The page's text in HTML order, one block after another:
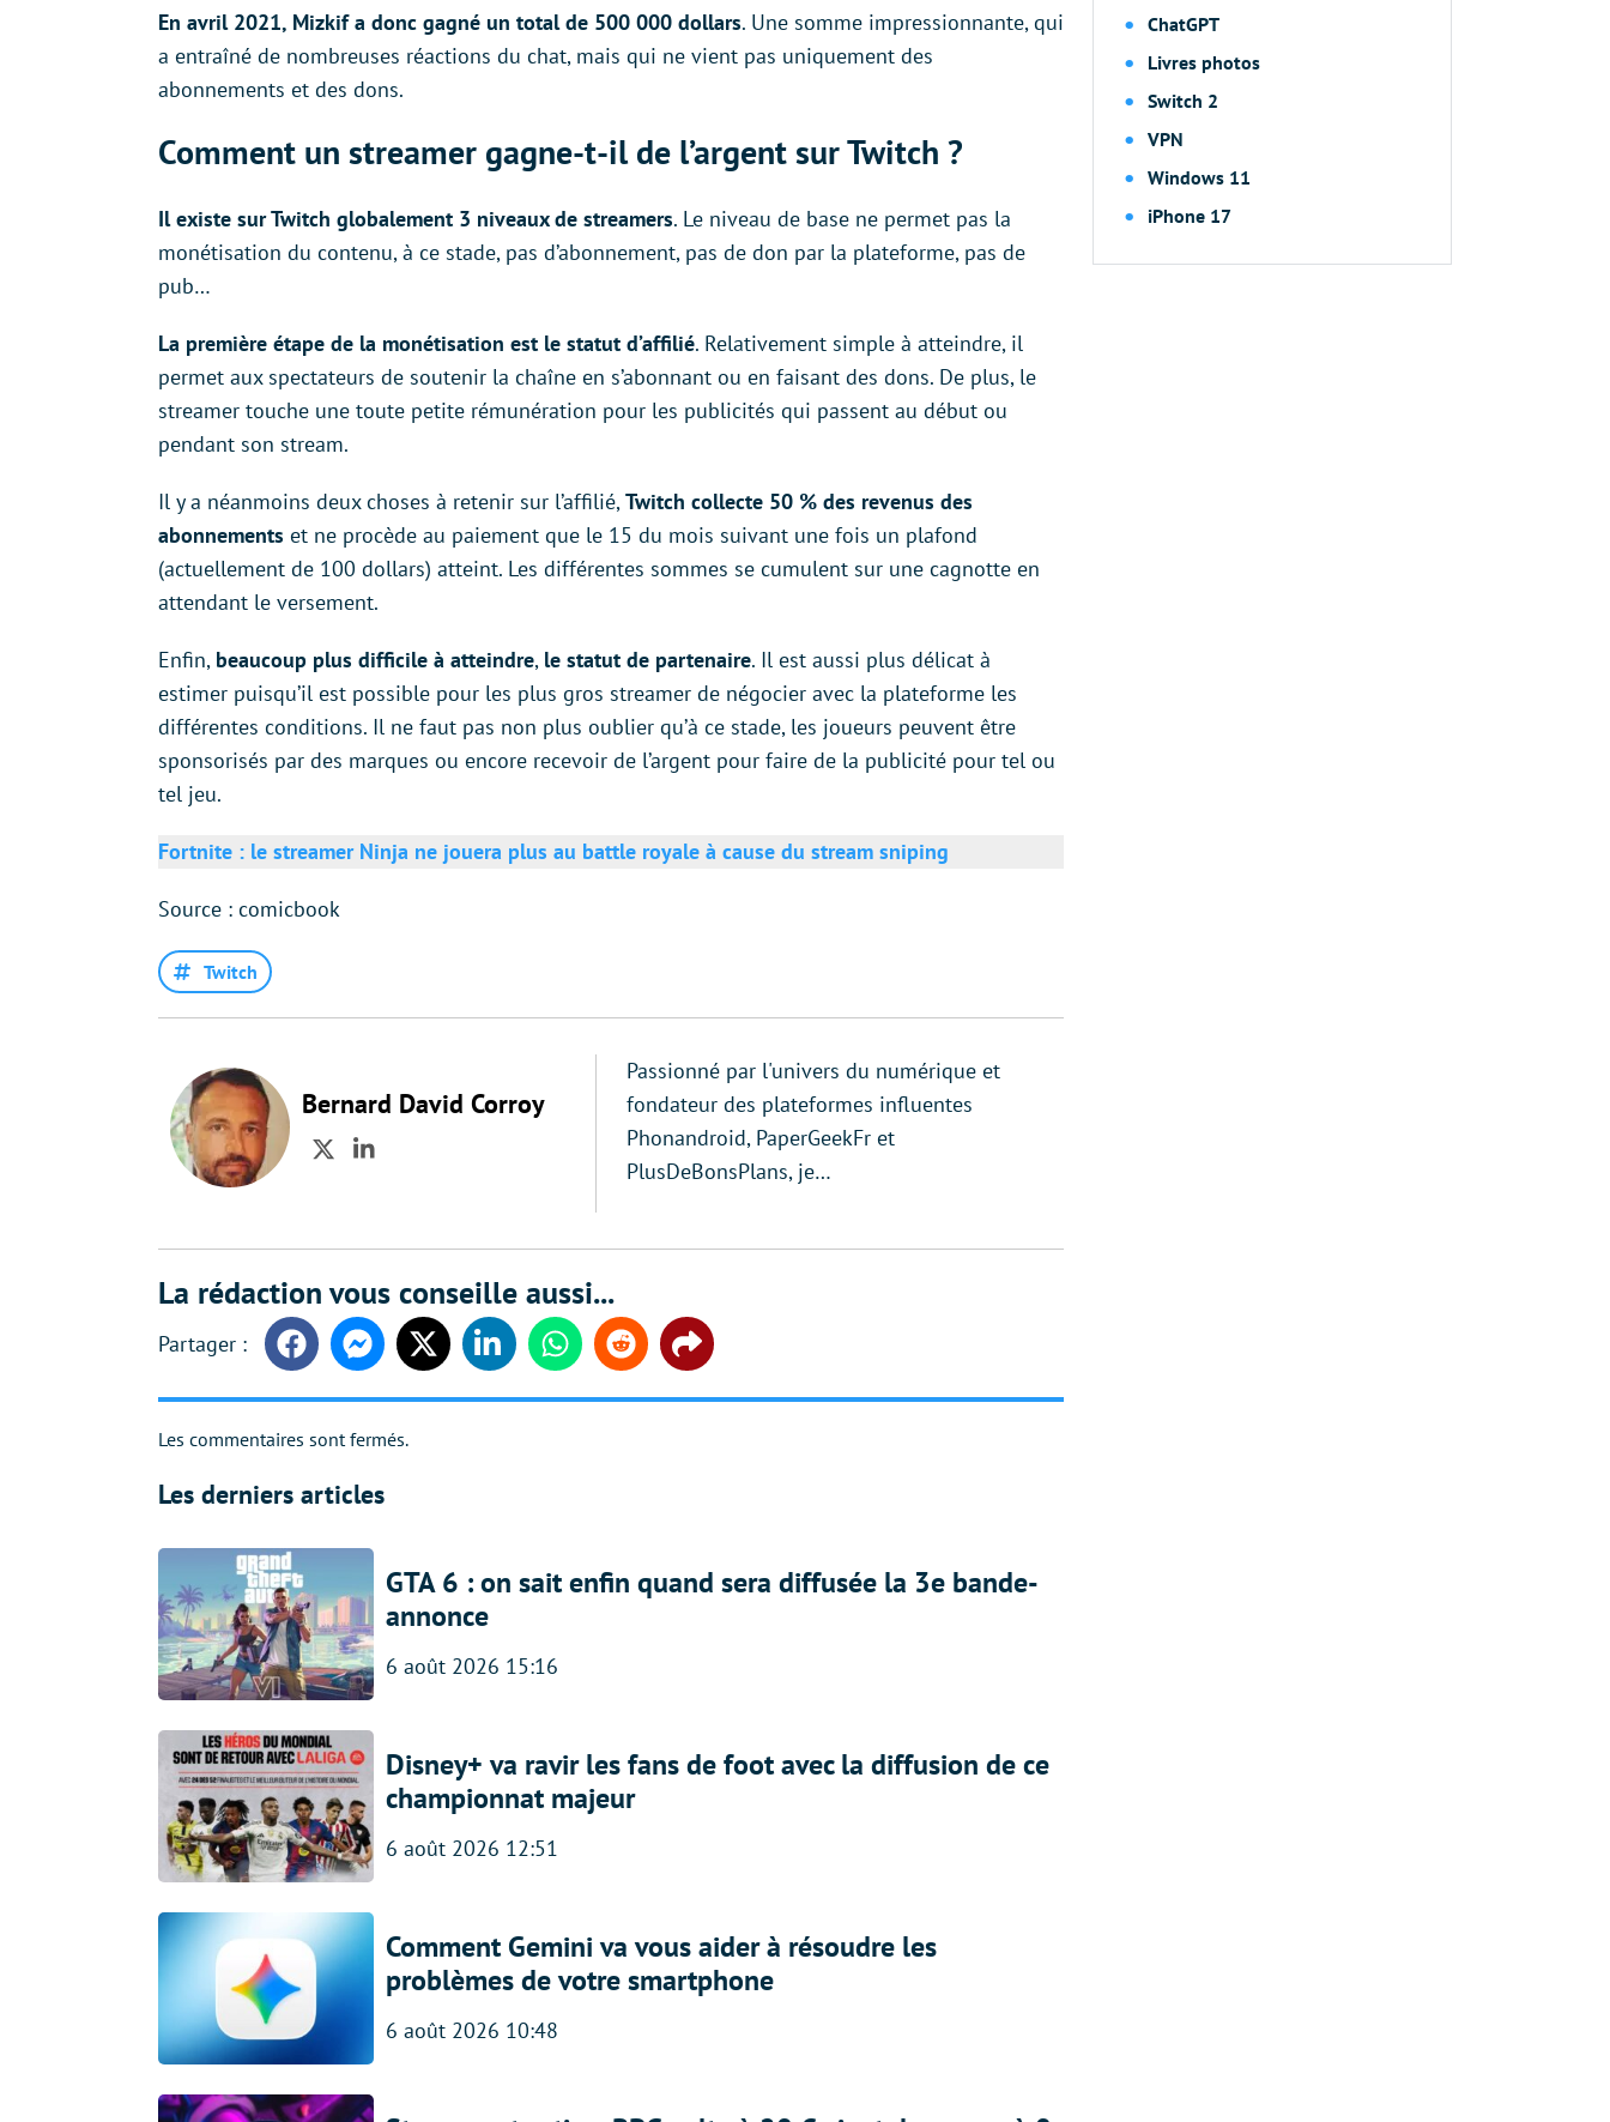
En avril 2021, Mizkif a donc gagné un total de 500 000 dollars. Une somme impressionnante, qui
a entraîné de nombreuses réactions du chat, mais qui ne vient pas uniquement des
abonnements et des dons.
Comment un streamer gagne-t-il de l’argent sur Twitch ?
Il existe sur Twitch globalement 3 niveaux de streamers. Le niveau de base ne permet pas la
monétisation du contenu, à ce stade, pas d’abonnement, pas de don par la plateforme, pas de
pub…
La première étape de la monétisation est le statut d’affilié. Relativement simple à atteindre, il
permet aux spectateurs de soutenir la chaîne en s’abonnant ou en faisant des dons. De plus, le
streamer touche une toute petite rémunération pour les publicités qui passent au début ou
pendant son stream.
Il y a néanmoins deux choses à retenir sur l’affilié,Twitch collecte 50 % des revenus des
abonnements et ne procède au paiement que le 15 du mois suivant une fois un plafond
(actuellement de 100 dollars) atteint. Les différentes sommes se cumulent sur une cagnotte en
attendant le versement.
Enfin, beaucoup plus difficile à atteindre, le statut de partenaire. Il est aussi plus délicat à
estimer puisqu’il est possible pour les plus gros streamer de négocier avec la plateforme les
différentes conditions. Il ne faut pas non plus oublier qu’à ce stade, les joueurs peuvent être
sponsorisés par des marques ou encore recevoir de l’argent pour faire de la publicité pour tel ou
tel jeu.
Fortnite : le streamer Ninja ne jouera plus au battle royale à cause du stream sniping
Source : comicbook
Twitch
Bernard David Corroy
TwitterLinkedIn
Passionné par l'univers du numérique et
fondateur des plateformes influentes
Phonandroid, PaperGeekFr et
PlusDeBonsPlans, je…
La rédaction vous conseille aussi...
FacebookMessengerTwitter LinkedinWhatsappReddit Share
Les commentaires sont fermés.
Les derniers articles
GTA 6 : on sait enfin quand sera diffusée la 3e bande-
annonce
6 août 2026 15:16
Disney+ va ravir les fans de foot avec la diffusion de ce
championnat majeur
6 août 2026 12:51
Comment Gemini va vous aider à résoudre les
problèmes de votre smartphone
6 août 2026 10:48
ChatGPT
Livres photos
Switch 2
VPN
Windows 11
iPhone 17